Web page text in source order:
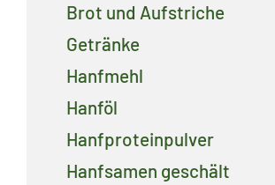
Brot und Aufstriche
Getränke
Hanfmehl
Hanföl
Hanfproteinpulver
Hanfsamen geschält